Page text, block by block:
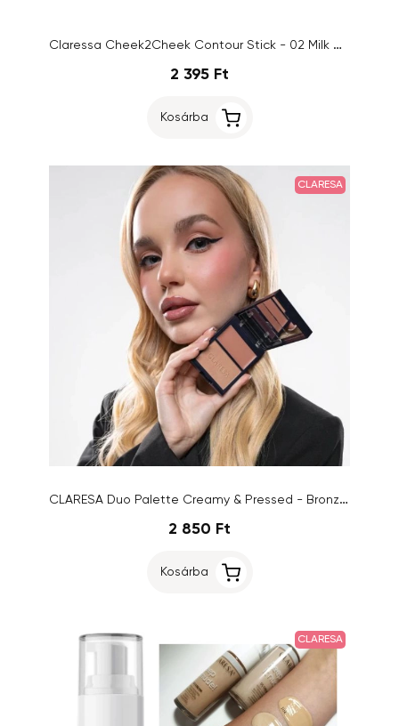
Claressa Cheek2Cheek Contour Stick - 02 Milk Choco
2 395 Ft
Kosárba
CLARESA
CLARESA Duo Palette Creamy & Pressed - Bronzer, 02 Sun Tropez, 8,5g
2 850 Ft
Kosárba
CLARESA